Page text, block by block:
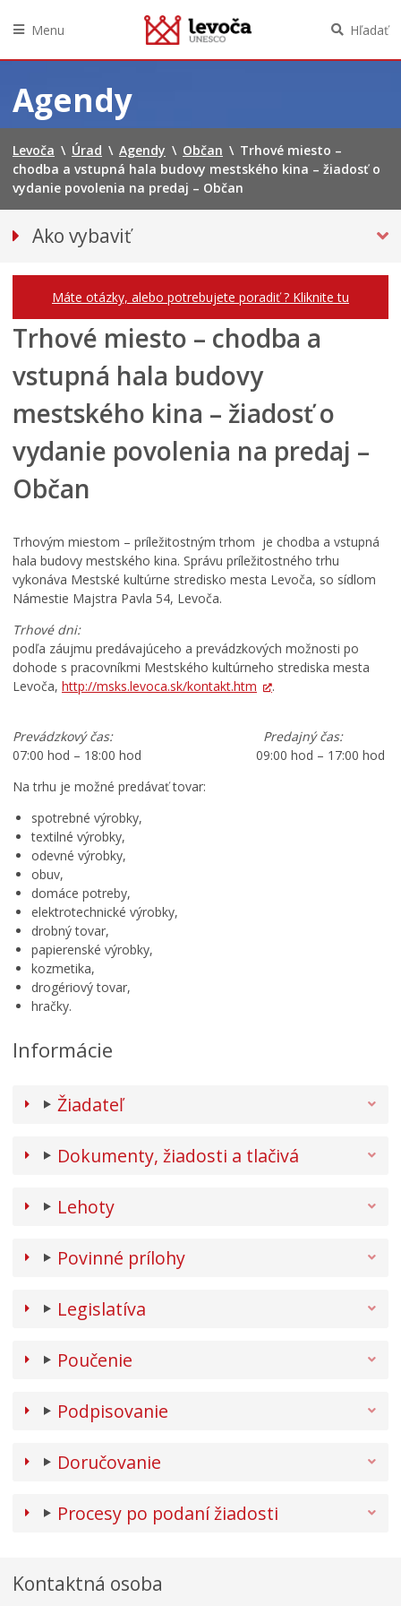
obsah
Menu Hľadať
Agendy
Levoča \ Úrad \ Agendy \ Občan \ Trhové miesto –
chodba a vstupná hala budovy mestského kina – žiadosť o
vydanie povolenia na predaj – Občan
Ako vybaviť
Máte otázky, alebo potrebujete poradiť ? Kliknite tu
Trhové miesto – chodba a
vstupná hala budovy
mestského kina – žiadosť o
vydanie povolenia na predaj –
Občan
Trhovým miestom – príležitostným trhom je chodba a vstupná
hala budovy mestského kina. Správu príležitostného trhu
vykonáva Mestské kultúrne stredisko mesta Levoča, so sídlom
Námestie Majstra Pavla 54, Levoča.
Trhové dni:
podľa záujmu predávajúceho a prevádzkových možnosti po
dohode s pracovníkmi Mestského kultúrneho strediska mesta
Levoča, http://msks.levoca.sk/kontakt.htm .
Prevádzkový čas: Predajný čas:
07:00 hod – 18:00 hod 09:00 hod – 17:00 hod
Na trhu je možné predávať tovar:
spotrebné výrobky,
textilné výrobky,
odevné výrobky,
obuv,
domáce potreby,
elektrotechnické výrobky,
drobný tovar,
papierenské výrobky,
kozmetika,
drogériový tovar,
hračky.
Informácie
Žiadateľ
Dokumenty, žiadosti a tlačivá
Lehoty
Povinné prílohy
Legislatíva
Poučenie
Podpisovanie
Doručovanie
Procesy po podaní žiadosti
Kontaktná osoba